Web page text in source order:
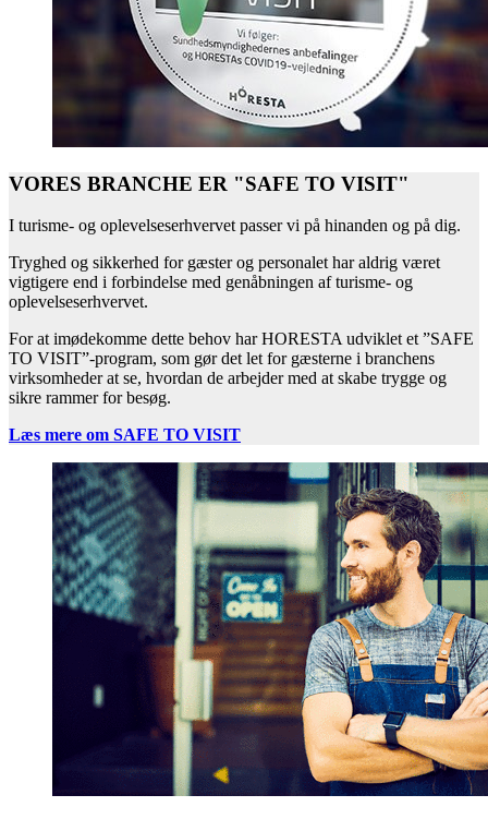
VORES BRANCHE ER "SAFE TO VISIT"
I turisme- og oplevelseserhvervet passer vi på hinanden og på dig.
Tryghed og sikkerhed for gæster og personalet har aldrig været
vigtigere end i forbindelse med genåbningen af turisme- og
oplevelseserhvervet.
For at imødekomme dette behov har HORESTA udviklet et ”SAFE
TO VISIT”-program, som gør det let for gæsterne i branchens
virksomheder at se, hvordan de arbejder med at skabe trygge og
sikre rammer for besøg.
Læs mere om SAFE TO VISIT